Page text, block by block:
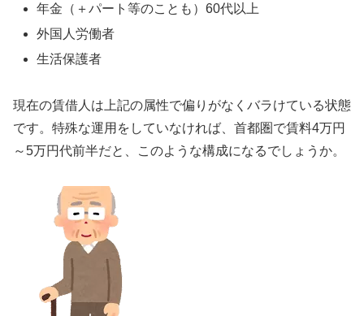
年金（＋パート等のことも）60代以上
外国人労働者
生活保護者
現在の賃借人は上記の属性で偏りがなくバラけている状態
です。特殊な運用をしていなければ、首都圏で賃料4万円
～5万円代前半だと、このような構成になるでしょうか。